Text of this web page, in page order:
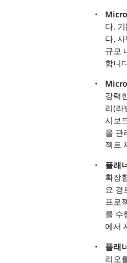
다.
다.
규모
합니
강력
리(라
시보
을 관
젝트
플래
확장
요 경
프로
를 수
에서
플래
리오